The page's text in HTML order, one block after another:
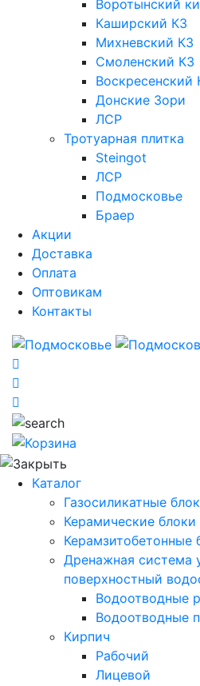
Воротынский
Каширский КЗ
Михневский КЗ
Смоленский КЗ
Воскресенский
Донские Зори
ЛСР
Тротуарная плитка
Steingot
ЛСР
Подмосковье
Браер
Акции
Доставка
Оплата
Оптовикам
Контакты
Каталог
Газосиликатные
Керамические блоки
Керамзитобетонные
Дренажная система
поверхностный
Водоотводные
Водоотводные
Кирпич
Рабочий
Лицевой